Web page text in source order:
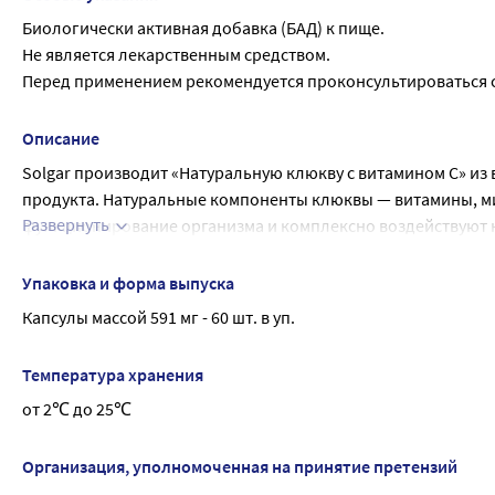
Биологически активная добавка (БАД) к пище.
Не является лекарственным средством.
Перед применением рекомендуется проконсультироваться
Описание
Solgar производит «Натуральную клюкву с витамином С»
продукта. Натуральные компоненты клюквы —
функционирование организма и комплексно
мочевыводящей системы. Витамин С усиливает
порошка клюквы, D-маннозы и витамина С обеспечивает
компонентов.
Развернуть
Упаковка и форма выпуска
Капсулы массой 591 мг - 60 шт. в уп.
Температура хранения
от 2℃ до 25℃
Организация, уполномоченная на принятие претензий